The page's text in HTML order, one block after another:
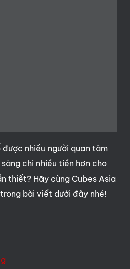
nhiều người quan tâm
chi nhiều tiền hơn cho
thiết? Hãy cùng Cubes Asia
bài viết dưới đây nhé!